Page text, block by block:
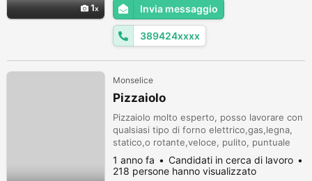
1 Invia messaggio
389424xxxx
Monselice
Pizzaiolo
Pizzaiolo molto esperto, posso lavorare con
qualsiasi tipo di forno elettrico,gas,legna,
statico,o rotante,veloce, pulito, puntuale
educatissimo. No perditempo. Grazie per
l'attenzione
1 anno fa
Candidati in cerca di lavoro
218 persone hanno visualizzato